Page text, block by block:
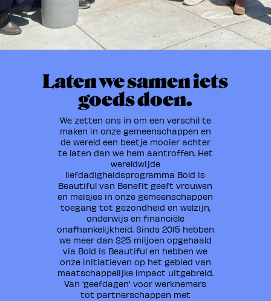
Laten we samen iets
goeds doen.
We zetten ons in om een verschil te
maken in onze gemeenschappen en
de wereld een beetje mooier achter
te laten dan we hem aantroffen. Het
wereldwijde
liefdadigheidsprogramma Bold is
Beautiful van Benefit geeft vrouwen
en meisjes in onze gemeenschappen
toegang tot gezondheid en welzijn,
onderwijs en financiële
onafhankelijkheid. Sinds 2015 hebben
we meer dan $25 miljoen opgehaald
via Bold is Beautiful en hebben we
onze initiatieven op het gebied van
maatschappelijke impact uitgebreid.
Van 'geefdagen' voor werknemers
tot partnerschappen met